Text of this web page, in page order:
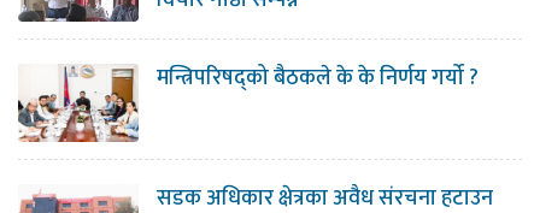
मन्त्रिपरिषद्को बैठकले के के निर्णय गर्यो ?
सडक अधिकार क्षेत्रका अवैध संरचना हटाउन